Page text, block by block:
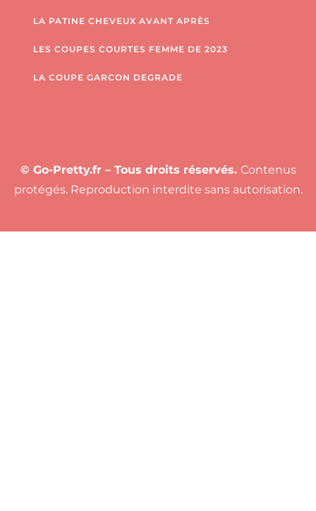
LA PATINE CHEVEUX AVANT APRÈS
LES COUPES COURTES FEMME DE 2023
LA COUPE GARCON DEGRADE
© Go-Pretty.fr – Tous droits réservés. Contenus
protégés. Reproduction interdite sans autorisation.